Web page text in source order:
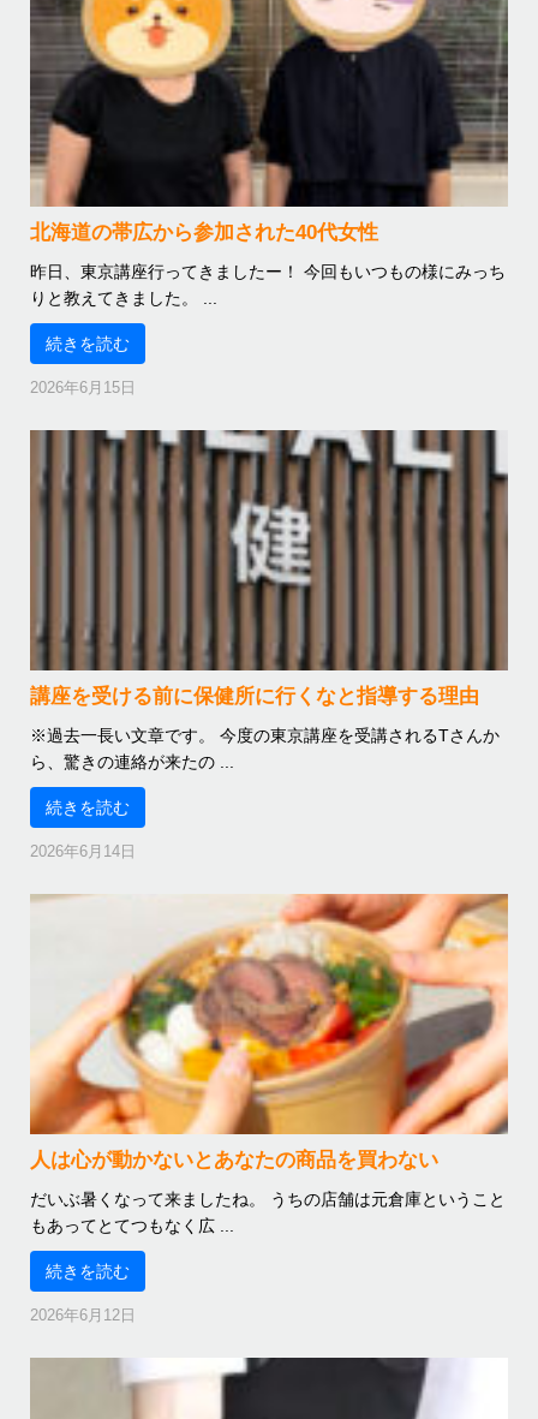
北海道の帯広から参加された40代女性
昨日、東京講座行ってきましたー！ 今回もいつもの様にみっち
りと教えてきました。 ...
続きを読む
2026年6月15日
講座を受ける前に保健所に行くなと指導する理由
※過去一長い文章です。 今度の東京講座を受講されるTさんか
ら、驚きの連絡が来たの ...
続きを読む
2026年6月14日
人は心が動かないとあなたの商品を買わない
だいぶ暑くなって来ましたね。 うちの店舗は元倉庫ということ
もあってとてつもなく広 ...
続きを読む
2026年6月12日